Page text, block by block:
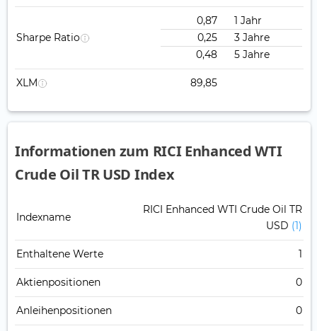
Sharpe Ratio
0,87
1 Jahr
0,25
3 Jahre
0,48
5 Jahre
XLM 89,85
Informationen zum RICI Enhanced WTI
Crude Oil TR USD Index
Indexname
RICI Enhanced WTI Crude Oil TR
USD (1)
Enthaltene Werte 1
Aktienpositionen 0
Anleihenpositionen 0